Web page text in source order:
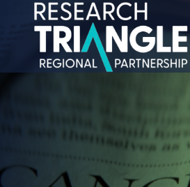
Doorgaan naar artikel